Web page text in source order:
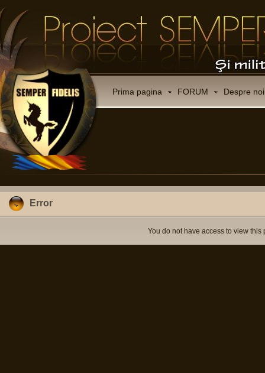
Prima pagina FORUM Despre noi
Error
You do not have access to view this